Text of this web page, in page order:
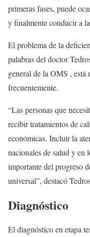
primeras fases, puede
y finalmente conducir a
El problema de la
palabras del doctor
general de la OMS , está
frecuentemente.
“Las personas que
recibir tratamientos de
económicas. Incluir la
nacionales de salud y en
importante del progreso
universal”, destacó
Diagnóstico
El diagnóstico en etapa